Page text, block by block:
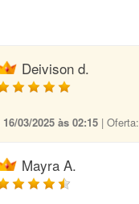
Deivison d.
16/03/2025 às 02:15 | Oferta:
Mayra A.